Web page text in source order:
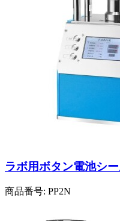
ラボ用ボタン電池シ
商品番号: PP2N